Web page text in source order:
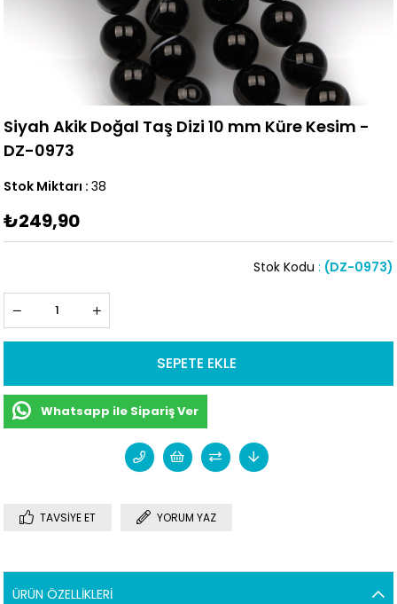
Siyah Akik Doğal Taş Dizi 10 mm Küre Kesim -
DZ-0973
Stok Miktarı : 38
₺249,90
(DZ-0973)
Stok Kodu
Whatsapp ile Sipariş Ver
TAVSIYE ET YORUM YAZ
ÜRÜN ÖZELLIKLERI